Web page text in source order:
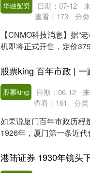
华融配资 日期：07-12
查看： 173 分类
【CNMO科技消息】据“
机即将正式开售，定价
股票king 日期：06-12
查看： 161 分类
如果说厦门百年市政历程
1926年，厦门第一条近